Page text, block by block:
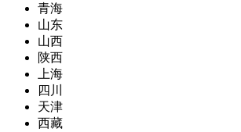
青海
山东
山西
陕西
上海
四川
天津
西藏